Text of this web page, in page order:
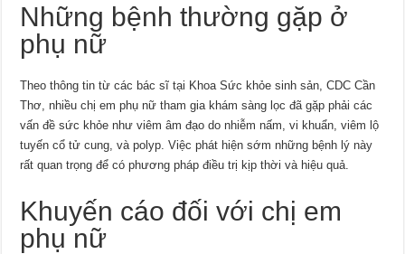
Những bệnh thường gặp ở
phụ nữ
Theo thông tin từ các bác sĩ tại Khoa Sức khỏe sinh sản, CDC Cần
Thơ, nhiều chị em phụ nữ tham gia khám sàng lọc đã gặp phải các
vấn đề sức khỏe như viêm âm đạo do nhiễm nấm, vi khuẩn, viêm lộ
tuyến cổ tử cung, và polyp. Việc phát hiện sớm những bệnh lý này
rất quan trọng để có phương pháp điều trị kịp thời và hiệu quả.
Khuyến cáo đối với chị em
phụ nữ